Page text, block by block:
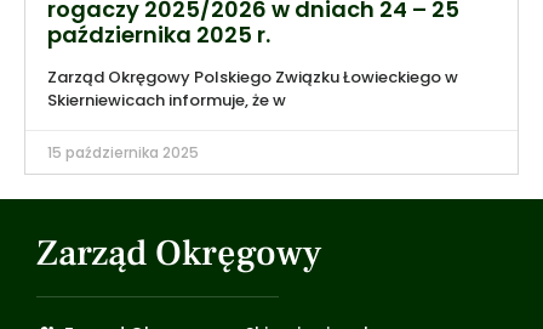
rogaczy 2025/2026 w dniach 24 – 25
października 2025 r.
Zarząd Okręgowy Polskiego Związku Łowieckiego w
Skierniewicach informuje, że w
15 października 2025
Zarząd Okręgowy